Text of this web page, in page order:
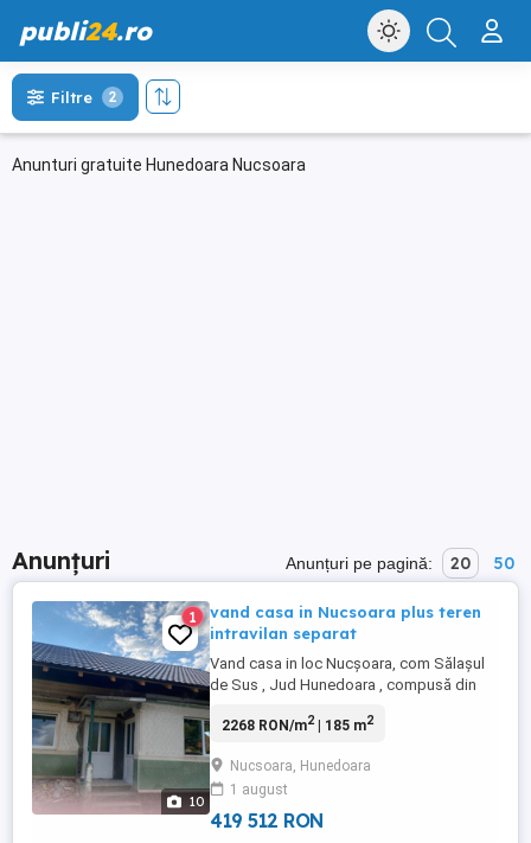
publi24.ro
Anunturi gratuite Hunedoara Nucsoara
Filtre 2
Anunțuri Anunțuri pe pagină: 20 50
10
1
vand casa in Nucsoara plus teren
intravilan separat
Vand casa in loc Nucșoara, com Sălașul
de Sus , Jud Hunedoara , compusă din
bucatarie ,baie,hol și cămara , plus anexe
bucatarie de vara in curte si grădina de
cca 400mp. Utilitati : apa captata din izvor
, cât si ...
2268 RON/m2| 185 m2
Nucsoara, Hunedoara
1 august
419 512 RON